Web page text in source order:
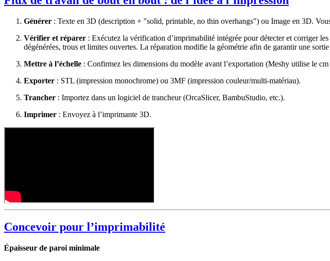
Générer : Texte en 3D (description + "solid, printable, no thin overhangs") ou Image en 3D.
Vérifier et réparer : Exécutez la vérification d’imprimabilité intégrée pour détecter et corriger
dégénérées, trous et limites ouvertes. La réparation modifie la géométrie afin de garantir une sortie
Mettre à l’échelle : Confirmez les dimensions du modèle avant l’exportation (Meshy utilise le
Exporter : STL (impression monochrome) ou 3MF (impression couleur/multi-matériau).
Trancher : Importez dans un logiciel de trancheur (OrcaSlicer, BambuStudio, etc.).
Imprimer : Envoyez à l’imprimante 3D.
Concevoir pour l’imprimabilité
Épaisseur de paroi minimale